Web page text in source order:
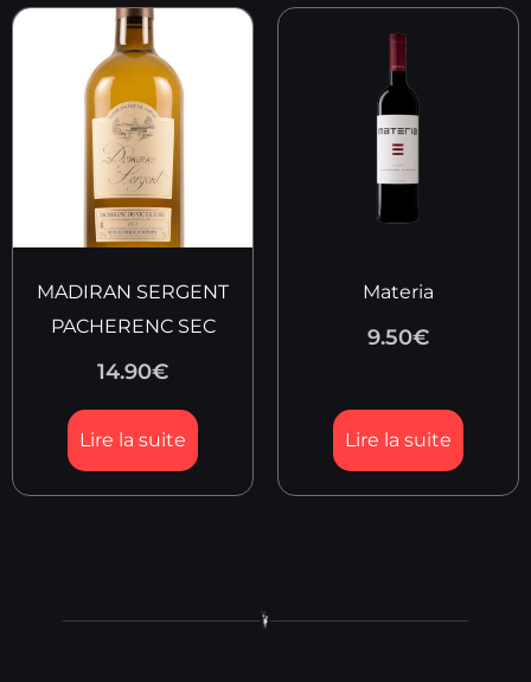
MADIRAN SERGENT
PACHERENC SEC
14.90€
Lire la suite
Materia
9.50€
Lire la suite